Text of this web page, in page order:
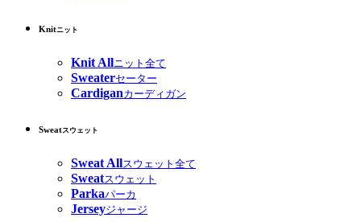
Knitニット
Knit Allニット全て
Sweaterセーター
Cardiganカーディガン
Sweatスウェット
Sweat Allスウェット全て
Sweatスウェット
Parkaパーカ
Jerseyジャージ